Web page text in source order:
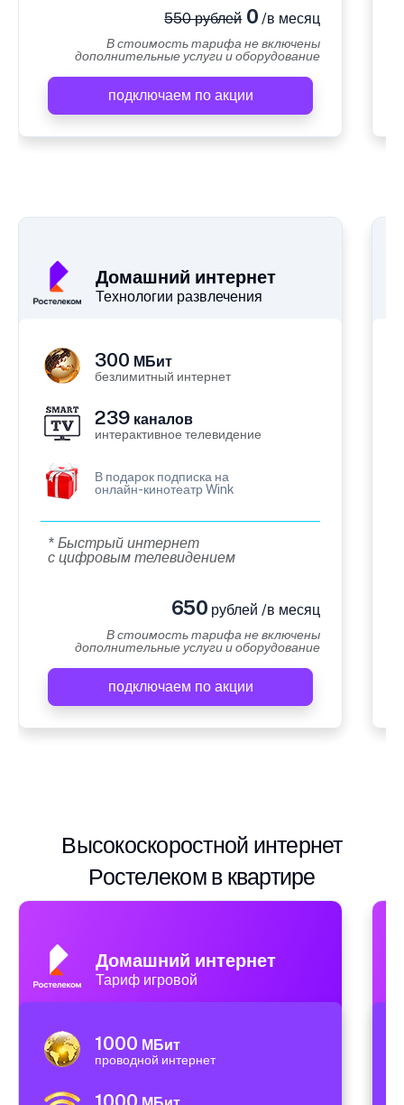
550 рублей0 /в месяц
В стоимость тарифа не включены
дополнительные услуги и оборудование
подключаем по акции
Домашний интернет
Технологии развлечения
300 МБит
безлимитный интернет
239 каналов
интерактивное телевидение
В подарок подписка на
онлайн-кинотеатр Wink
* Быстрый интернет
с цифровым телевидением
650 рублей /в месяц
В стоимость тарифа не включены
дополнительные услуги и оборудование
подключаем по акции
Высокоскоростной интернет
Ростелеком в квартире
Домашний интернет
Тариф игровой
1000 МБит
проводной интернет